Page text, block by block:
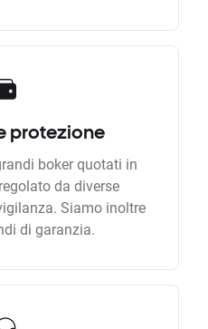
protezione
boker quotati in
da diverse
Siamo inoltre
di garanzia.